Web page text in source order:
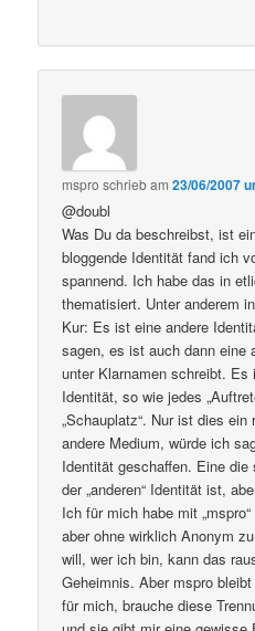
mspro schriebam23/06/2007
@doubl
Was Du da beschreibst, ist
bloggende Identität fand ich
spannend. Ich habe das in
thematisiert. Unter anderem
Kur: Es ist eine andere
sagen, es ist auch dann eine
unter Klarnamen schreibt.
Identität, so wie jedes
„Schauplatz“. Nur ist dies
andere Medium, würde ich
Identität geschaffen. Eine
der „anderen“ Identität ist,
Ich für mich habe mit
aber ohne wirklich Anonym
will, wer ich bin, kann das
Geheimnis. Aber mspro
für mich, brauche diese